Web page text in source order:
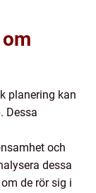
planering kan
Dessa
och
dessa
de rör sig i